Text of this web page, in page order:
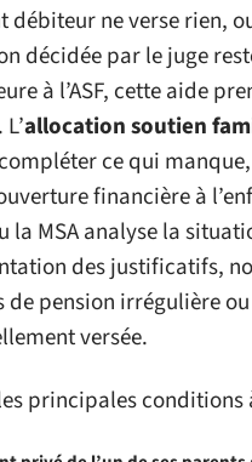
débiteur ne verse rien,
décidée par le juge
à l’ASF, cette aide
allocation soutien
ce qui
financière à
la MSA analyse la
des justificatifs,
de pension irrégulière ou
versée.
principales conditions